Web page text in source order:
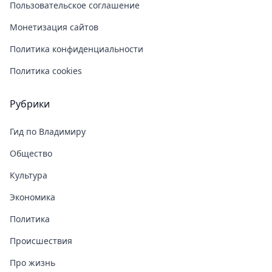
Пользовательское соглашение
Монетизация сайтов
Политика конфиденциальности
Политика cookies
Рубрики
Гид по Владимиру
Общество
Культура
Экономика
Политика
Происшествия
Про жизнь